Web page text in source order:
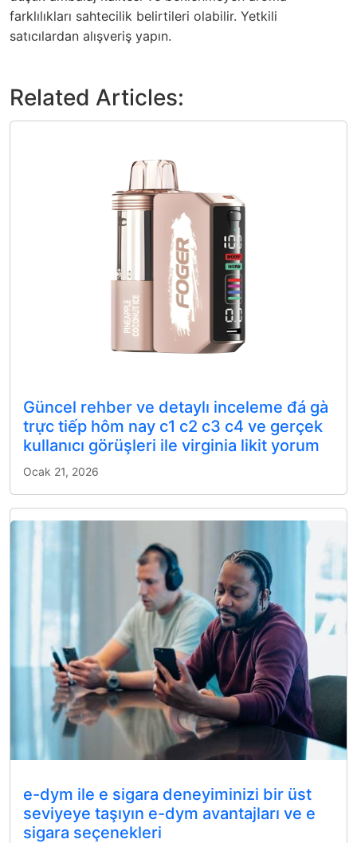
farklılıkları sahtecilik belirtileri olabilir. Yetkili
satıcılardan alışveriş yapın.
Related Articles:
Güncel rehber ve detaylı inceleme đá gà
trực tiếp hôm nay c1 c2 c3 c4 ve gerçek
kullanıcı görüşleri ile virginia likit yorum
Ocak 21, 2026
e-dym ile e sigara deneyiminizi bir üst
seviyeye taşıyın e-dym avantajları ve e
sigara seçenekleri